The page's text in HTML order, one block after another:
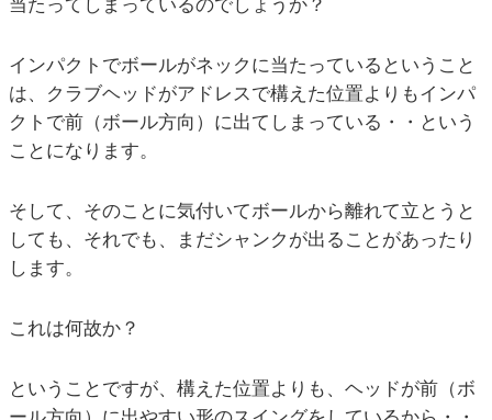
当たってしまっているのでしょうか？
インパクトでボールがネックに当たっているということ
は、クラブヘッドがアドレスで構えた位置よりもインパ
クトで前（ボール方向）に出てしまっている・・という
ことになります。
そして、そのことに気付いてボールから離れて立とうと
しても、それでも、まだシャンクが出ることがあったり
します。
これは何故か？
ということですが、構えた位置よりも、ヘッドが前（ボ